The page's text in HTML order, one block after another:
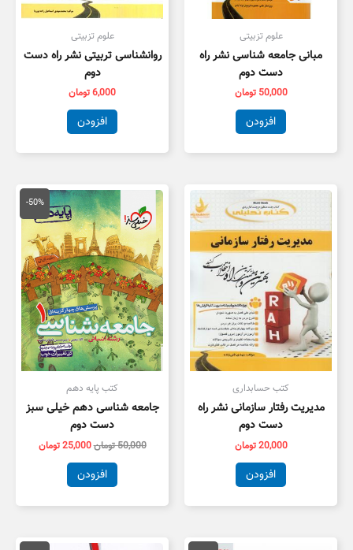
علوم تزبیتی
مبانی جامعه شناسی نشر راه
دست دوم
50,000 تومان
افزودن
علوم تزبیتی
روانشناسی تربیتی نشر راه دست
دوم
6,000تومان
افزودن
کتب حسابداری
مدیریت رفتار سازمانی نشر راه
دست دوم
20,000تومان
افزودن
-50%
کتب پایه دهم
جامعه شناسی دهم خیلی سبز
دست دوم
50,000تومان
قیمت
اصلی
50,000 تومان
بود.
25,000تومان
قیمت
فعلی
است.
افزودن
قیمت
قیمت
قیمت